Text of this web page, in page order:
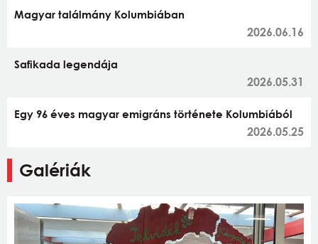
Magyar találmány Kolumbiában
2026.06.16
Safikada legendája
2026.05.31
Egy 96 éves magyar emigráns története Kolumbiából
2026.05.25
Galériák